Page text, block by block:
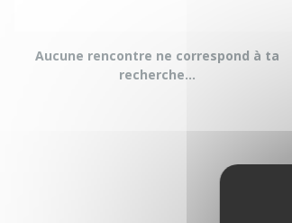
Aucune rencontre ne correspond à ta
recherche...